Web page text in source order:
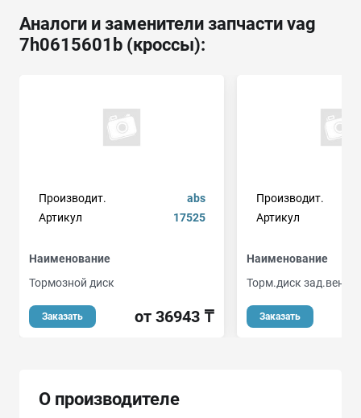
Аналоги и заменители запчасти vag
7h0615601b (кроссы):
Производит.
abs
Артикул
17525
Наименование
Тормозной диск
Заказать от 36943 ₸
Производит.
Артикул
Наименование
Торм.диск
Заказать
О производителе